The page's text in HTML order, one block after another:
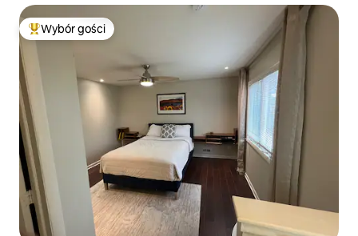
Najpopularniejsze z kategorii Wybór gości
Wybór gości